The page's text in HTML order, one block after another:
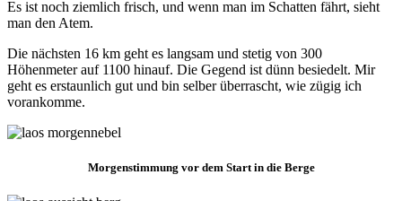
Es ist noch ziemlich frisch, und wenn man im Schatten fährt, sieht
man den Atem.
Die nächsten 16 km geht es langsam und stetig von 300
Höhenmeter auf 1100 hinauf. Die Gegend ist dünn besiedelt. Mir
geht es erstaunlich gut und bin selber überrascht, wie zügig ich
vorankomme.
Morgenstimmung vor dem Start in die Berge